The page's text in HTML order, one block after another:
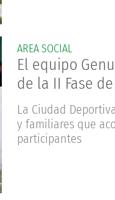
AREA SOCIAL
El equipo
de la II Fase
La Ciudad
y familiares que
participantes